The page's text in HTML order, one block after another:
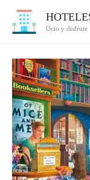
Ocio y disfrute